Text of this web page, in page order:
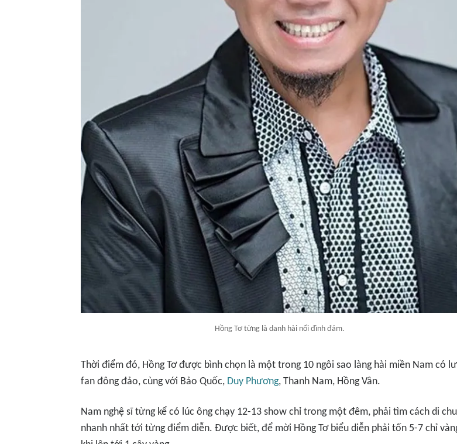
Hồng Tơ từng là danh hài nổi đình đám.
Thời điểm đó, Hồng Tơ được bình chọn là một trong 10 ngôi sao làng hài miền Nam có
fan đông đảo, cùng với Bảo Quốc, Duy Phương, Thanh Nam, Hồng Vân.
Nam nghệ sĩ từng kể có lúc ông chạy 12-13 show chỉ trong một đêm, phải tìm cách di
nhanh nhất tới từng điểm diễn. Được biết, để mời Hồng Tơ biểu diễn phải tốn 5-7 chỉ